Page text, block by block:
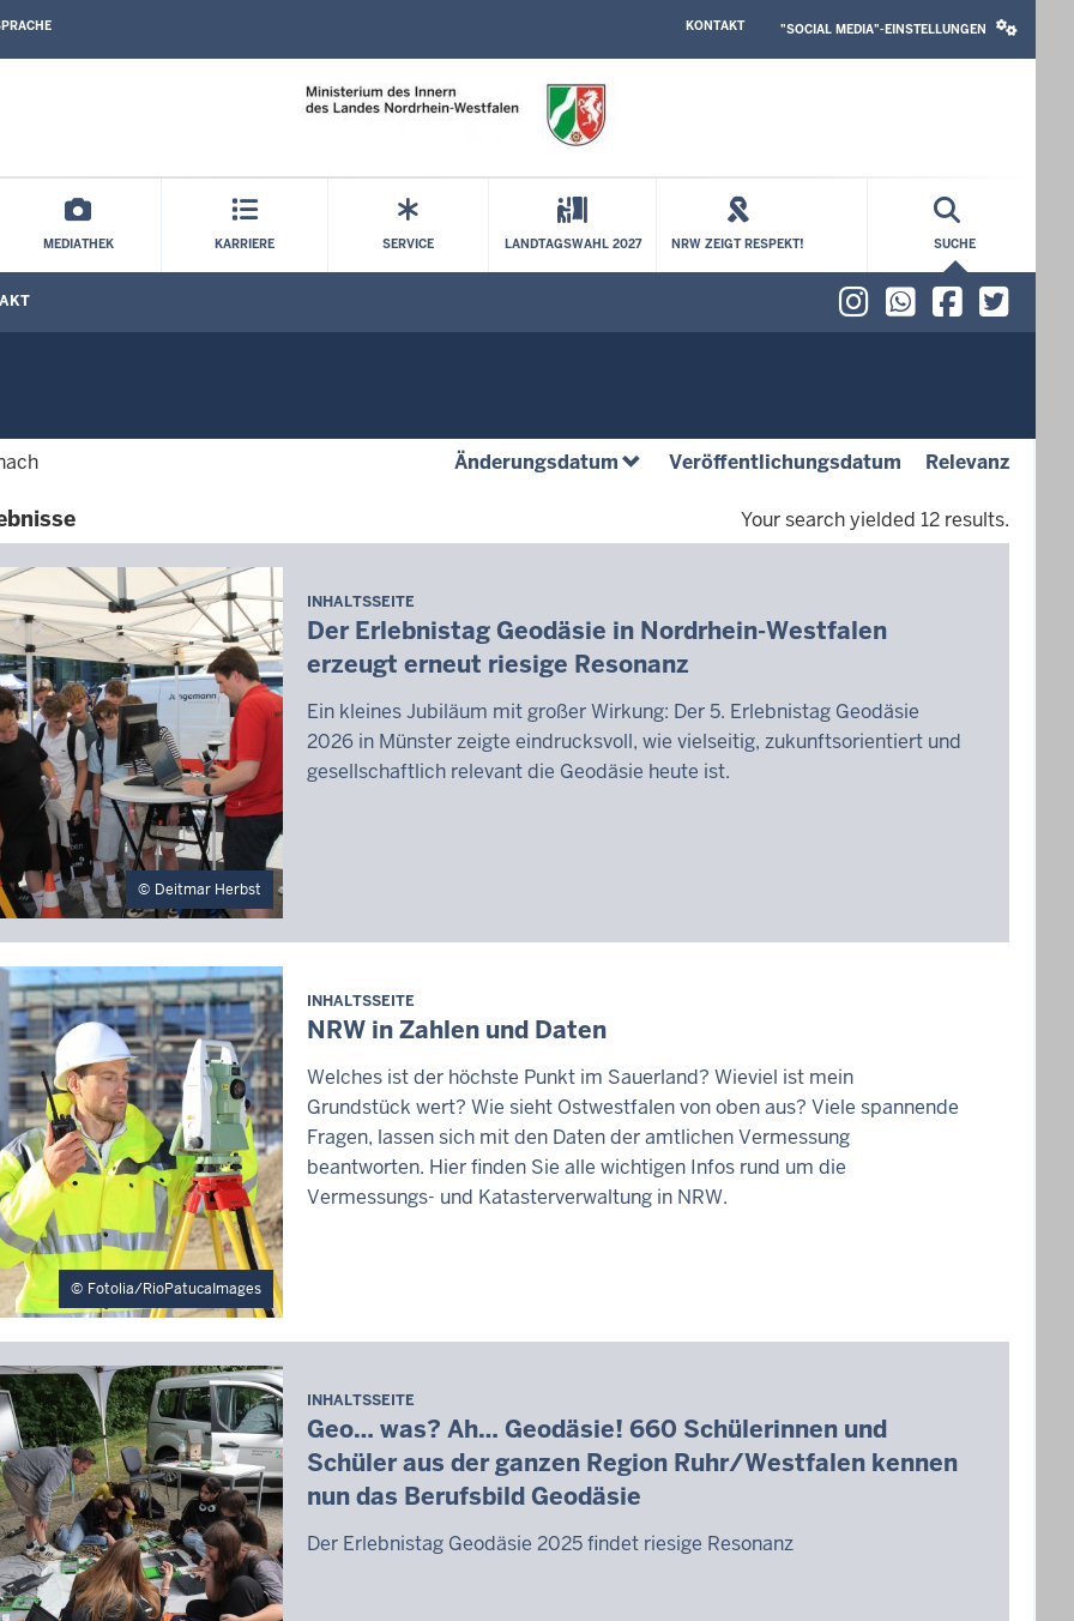
TOPKONTAKT
MEDIA
"SOCIAL MEDIA"-EINSTELLUNGEN
MEDIATHEK KARRIERE SERVICE LANDTAGSWAHL 2027 NRW ZEIGT RESPEKT! SUCHE
InstagramX
Änderungsdatum(absteigend)
Veröffentlichungsdatum (absteigend)
Relevanz
Your search yielded 12 results.
Deitmar Herbst
INHALTSSEITE
Der Erlebnistag Geodäsie in Nordrhein-Westfalen
erzeugt erneut riesige Resonanz
Ein kleines Jubiläum mit großer Wirkung: Der 5. Erlebnistag Geodäsie
2026 in Münster zeigte eindrucksvoll, wie vielseitig, zukunftsorientiert und
gesellschaftlich relevant die Geodäsie heute ist.
Fotolia/RioPatucaImages
INHALTSSEITE
NRW in Zahlen und Daten
Welches ist der höchste Punkt im Sauerland? Wieviel ist mein
Grundstück wert? Wie sieht Ostwestfalen von oben aus? Viele spannende
Fragen, lassen sich mit den Daten der amtlichen Vermessung
beantworten. Hier finden Sie alle wichtigen Infos rund um die
Vermessungs- und Katasterverwaltung in NRW.
INHALTSSEITE
Geo… was? Ah… Geodäsie! 660 Schülerinnen und
Schüler aus der ganzen Region Ruhr/Westfalen kennen
nun das Berufsbild Geodäsie
Der Erlebnistag Geodäsie 2025 findet riesige Resonanz